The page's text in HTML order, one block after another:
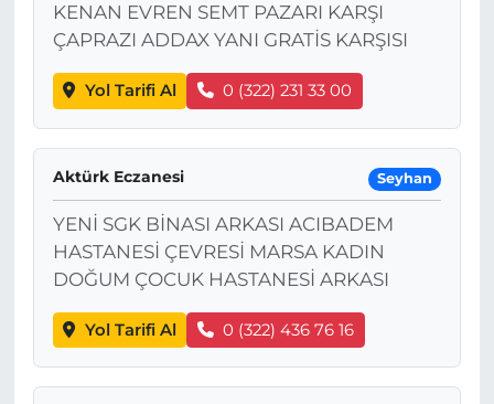
KENAN EVREN SEMT PAZARI KARŞI
ÇAPRAZI ADDAX YANI GRATİS KARŞISI
Yol Tarifi Al 0 (322) 231 33 00
Aktürk Eczanesi Seyhan
YENİ SGK BİNASI ARKASI ACIBADEM
HASTANESİ ÇEVRESİ MARSA KADIN
DOĞUM ÇOCUK HASTANESİ ARKASI
Yol Tarifi Al 0 (322) 436 76 16